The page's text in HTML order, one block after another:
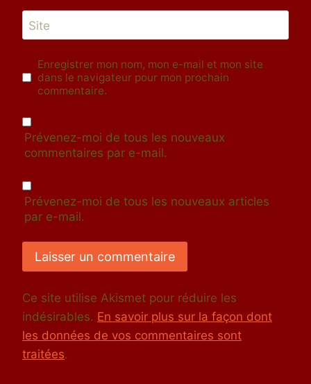
Site
Enregistrer mon nom, mon e-mail et mon site
dans le navigateur pour mon prochain
commentaire.
Prévenez-moi de tous les nouveaux
commentaires par e-mail.
Prévenez-moi de tous les nouveaux articles
par e-mail.
Ce site utilise Akismet pour réduire les
indésirables. En savoir plus sur la façon dont
les données de vos commentaires sont
traitées.